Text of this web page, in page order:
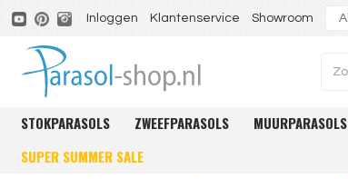
Inloggen Klantenservice Showroom
STOKPARASOLS ZWEEFPARASOLS MUURPARASOLS
SUPER SUMMER SALE